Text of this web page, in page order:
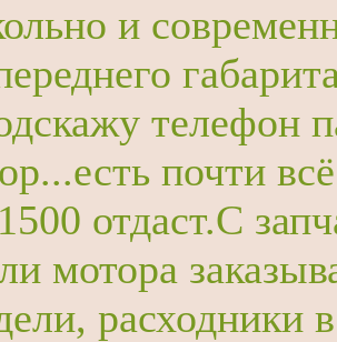
и
телефон
почти
отдаст.С
мотора
расходники